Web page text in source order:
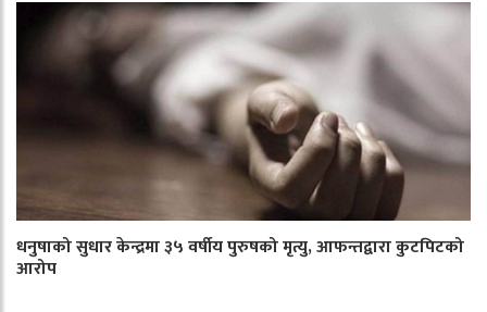
धनुषाको सुधार केन्द्रमा ३५ वर्षीय पुरुषको मृत्यु, आफन्तद्वारा कुटपिटको
आरोप